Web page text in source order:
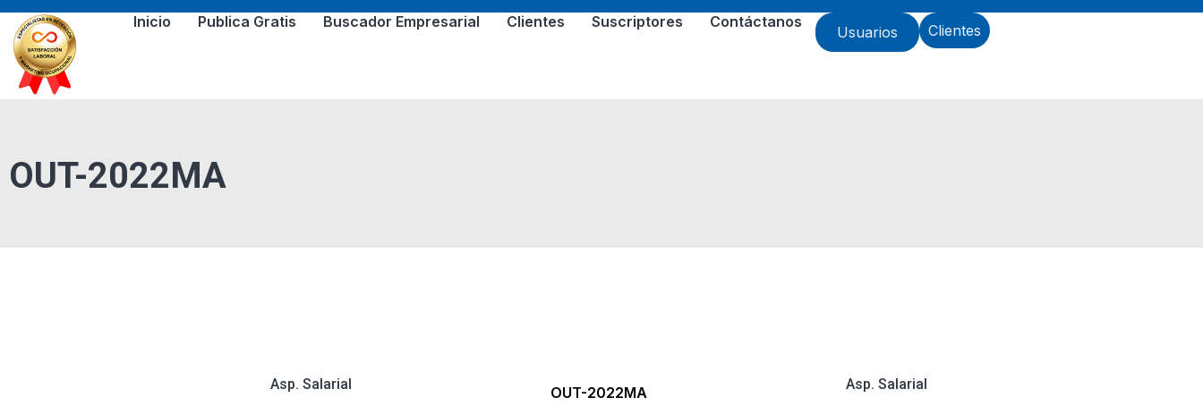
Inicio Publica Gratis Buscador Empresarial Clientes Suscriptores Contáctanos
Usuarios Clientes
OUT-2022MA
Asp. Salarial
OUT-2022MA
Asp. Salarial